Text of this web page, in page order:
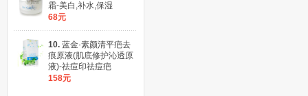
霜-美白,补水,保湿
68元
10. 蓝金·素颜清平疤去
痕原液(肌底修护沁透原
液)-祛痘印祛痘疤
158元